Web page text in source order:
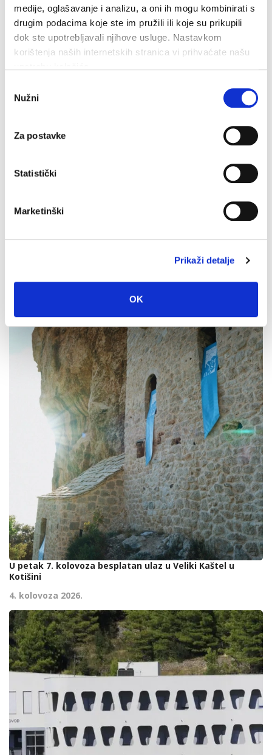
medije, oglašavanje i analizu, a oni ih mogu kombinirati s
drugim podacima koje ste im pružili ili koje su prikupili
dok ste upotrebljavali njihove usluge. Nastavkom
korištenja naših internetskih stranica vi prihvaćate našu
pristanka
Nužni
Za postavke
Statistički
Marketinški
Prikaži detalje
OK
Dan pobjede i domovinske zahvalnosti i Dan hrvatskih
U petak 7. kolovoza besplatan ulaz u Veliki Kaštel u
Kotišini
4. kolovoza 2026.